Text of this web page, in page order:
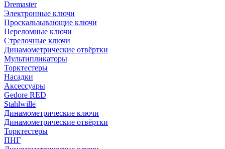
Dremaster
Электронные ключи
Проскальзывающие ключи
Переломные ключи
Стрелочные ключи
Динамометрические отвёртки
Мультипликаторы
Торктестеры
Насадки
Аксессуары
Gedore RED
Stahlwille
Динамометрические ключи
Динамометрические отвёртки
Торктестеры
ПНГ